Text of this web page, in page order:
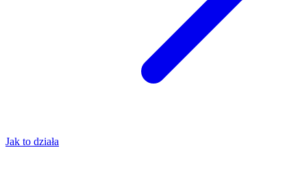
Jak to działa